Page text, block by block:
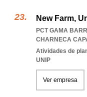
New Farm,
PCT GAMA
CHARNECA
Atividades de
UNIP
Ver empresa